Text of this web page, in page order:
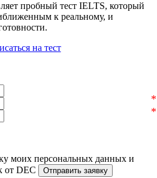
пробный тест IELTS, который
к реальному, и
на тест
моих персональных данных и
от DEC